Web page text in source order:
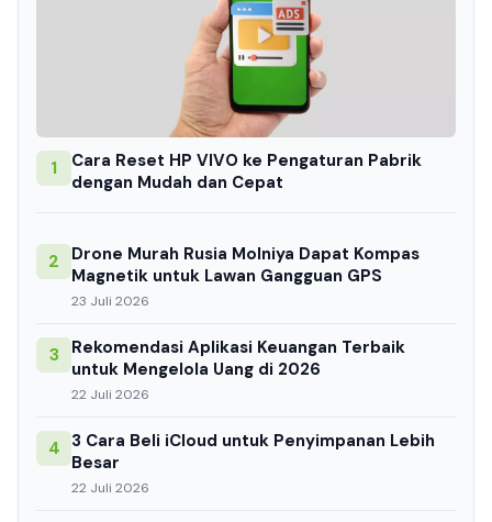
1
Cara Reset HP VIVO ke Pengaturan Pabrik
dengan Mudah dan Cepat
2
Drone Murah Rusia Molniya Dapat Kompas
Magnetik untuk Lawan Gangguan GPS
23 Juli 2026
3
Rekomendasi Aplikasi Keuangan Terbaik
untuk Mengelola Uang di 2026
22 Juli 2026
4 3 Cara Beli iCloud untuk Penyimpanan Lebih
Besar
22 Juli 2026